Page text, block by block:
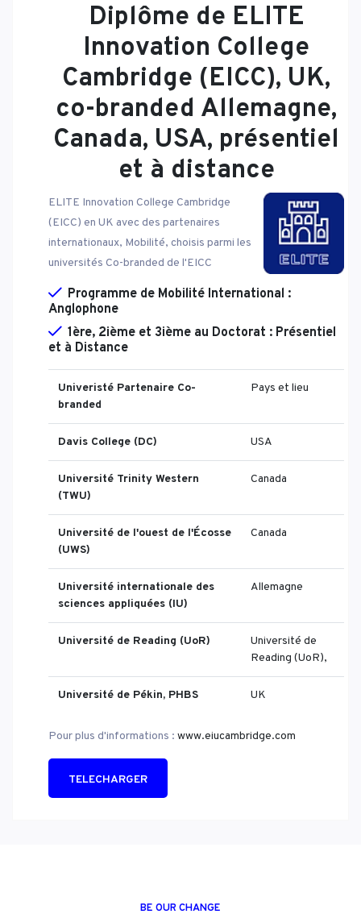
Diplôme de ELITE
Innovation College
Cambridge (EICC), UK,
co-branded Allemagne,
Canada, USA, présentiel
et à distance
ELITE Innovation College Cambridge
(EICC) en UK avec des partenaires
internationaux, Mobilité, choisis parmi les
universités Co-branded de l'EICC
Programme de Mobilité International :
Anglophone
1ère, 2ième et 3ième au Doctorat : Présentiel
et à Distance
Univeristé Partenaire Co-
branded
Pays et lieu
Davis College (DC) USA
Université Trinity Western
(TWU)
Canada
Université de l'ouest de l'Écosse
(UWS)
Canada
Université internationale des
sciences appliquées (IU)
Allemagne
Université de Reading (UoR)
Université de
Reading (UoR),
Université de Pékin, PHBS UK
Pour plus d'informations : www.eiucambridge.com
TELECHARGER
BE OUR CHANGE